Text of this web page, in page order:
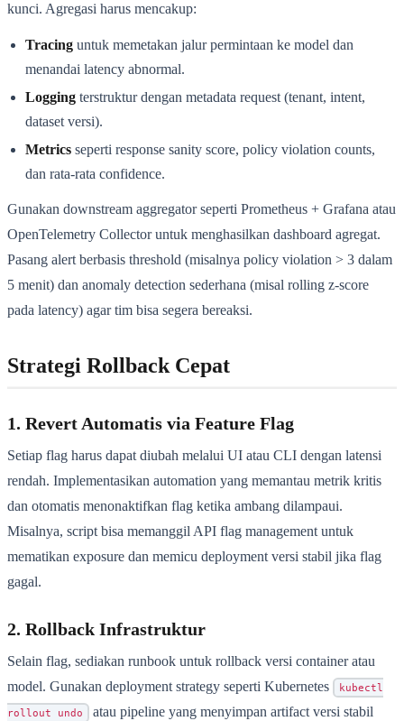
kunci. Agregasi harus mencakup:
Tracing untuk memetakan jalur permintaan ke model dan
menandai latency abnormal.
Logging terstruktur dengan metadata request (tenant, intent,
dataset versi).
Metrics seperti response sanity score, policy violation counts,
dan rata-rata confidence.
Gunakan downstream aggregator seperti Prometheus + Grafana atau
OpenTelemetry Collector untuk menghasilkan dashboard agregat.
Pasang alert berbasis threshold (misalnya policy violation > 3 dalam
5 menit) dan anomaly detection sederhana (misal rolling z-score
pada latency) agar tim bisa segera bereaksi.
Strategi Rollback Cepat
1. Revert Automatis via Feature Flag
Setiap flag harus dapat diubah melalui UI atau CLI dengan latensi
rendah. Implementasikan automation yang memantau metrik kritis
dan otomatis menonaktifkan flag ketika ambang dilampaui.
Misalnya, script bisa memanggil API flag management untuk
mematikan exposure dan memicu deployment versi stabil jika flag
gagal.
2. Rollback Infrastruktur
Selain flag, sediakan runbook untuk rollback versi container atau
model. Gunakan deployment strategy seperti Kubernetes
kubectl
rollout undo
atau pipeline yang menyimpan artifact versi stabil